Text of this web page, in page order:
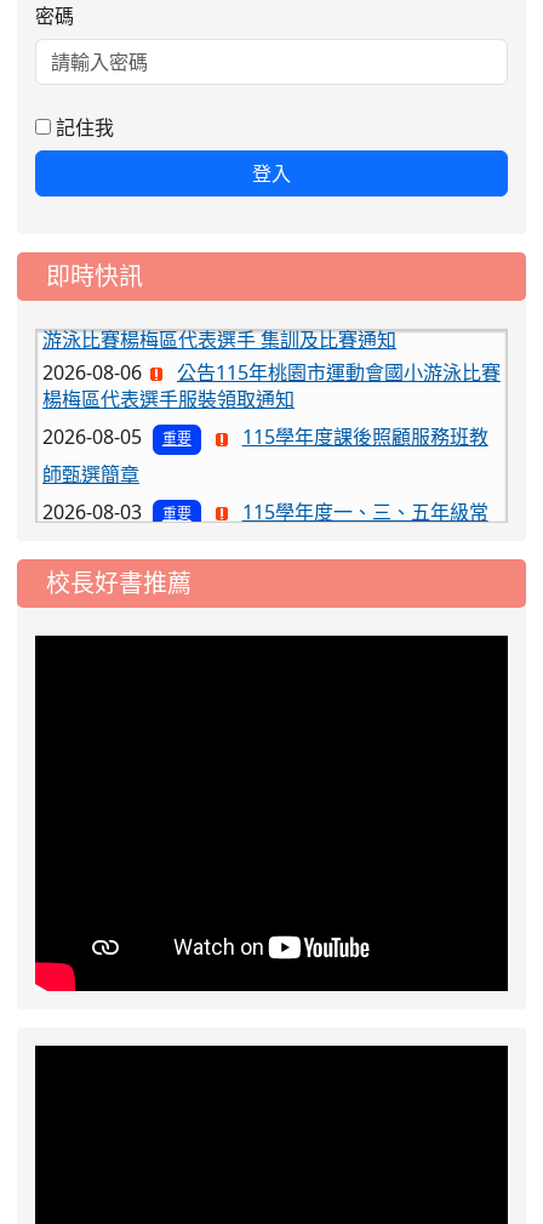
密碼
記住我
登入
即時快訊
2026-08-06
公告115年桃園市運動會國小游泳比賽
楊梅區代表選手服裝領取通知
2026-08-05
重要
115學年度課後照顧服務班教
師甄選簡章
2026-08-03
態編班結果公告
2026-07-31
公告
學校對面建案申請8月份「施
工車輛臨停」一案，請各位用路人留意
2026-07-17
公告
公告-115年桃園市運動會國小
工車輛臨停」一案，請各位用路人留意
2026-07-17
公告
公告-115年桃園市運動會國小
校長好書推薦